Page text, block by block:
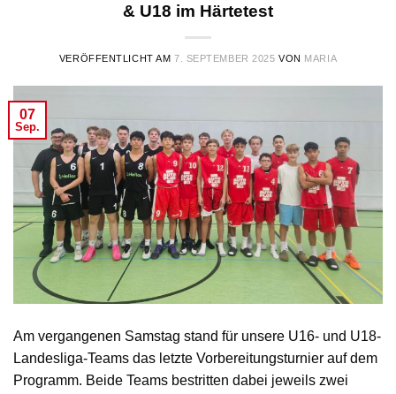
& U18 im Härtetest
VERÖFFENTLICHT AM 7. SEPTEMBER 2025 VON MARIA
07
Sep.
Am vergangenen Samstag stand für unsere U16- und U18-
Landesliga-Teams das letzte Vorbereitungsturnier auf dem
Programm. Beide Teams bestritten dabei jeweils zwei